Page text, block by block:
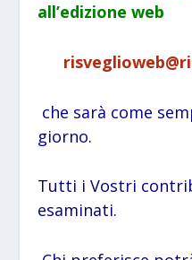
all’edizione web
che sarà come
giorno.
Tutti i Vostri
esaminati.